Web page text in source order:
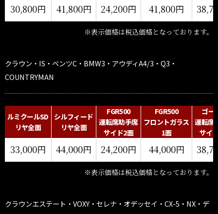
30,800円 41,800円 24,200円 41,800円
※表示価格は税込価格となっております。
クラウン・IS・ベンツC・BMW3・アウディA4/3・Q3・
COUNTRYMAN
ルミクールSD
リヤ全面
シルフィード
リヤ全面
FGR500
運転席助手席
サイド2面
FGR500
フロントガラス
1面
ゴー
運転席
サイ
33,000円 44,000円 24,200円 44,000円
※表示価格は税込価格となっております。
クラウンエステート・VOXY・セレナ・オデッセイ・CX-5・NX・デ